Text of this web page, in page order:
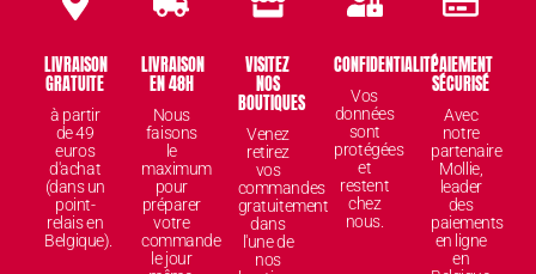
LIVRAISON
GRATUITE
à partir
de 49
euros
d'achat
(dans un
point-
relais en
Belgique).
LIVRAISON
EN 48H
Nous
faisons
le
maximum
pour
préparer
votre
commande
le jour
VISITEZ
NOS
BOUTIQUES
Venez
retirez
vos
commandes
gratuitement
dans
l'une de
nos
CONFIDENTIALITÉ
Vos
données
sont
protégées
et
restent
chez
nous.
PAIEMENT
SÉCURISÉ
Avec
notre
partenaire
Mollie,
leader
des
paiements
en ligne
en